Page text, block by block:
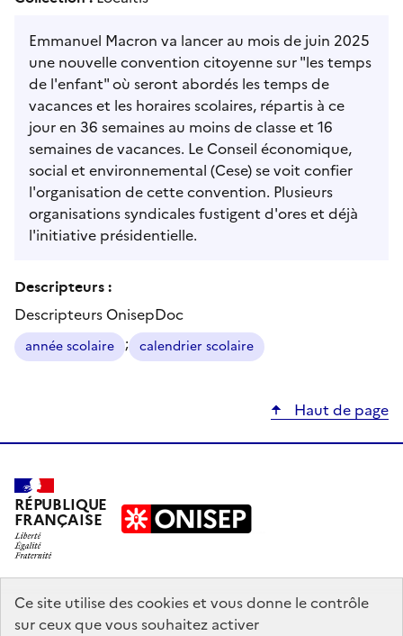
Ce site utilise des cookies et vous donne le contrôle
sur ceux que vous souhaitez activer
Emmanuel Macron va lancer au mois de juin 2025
une nouvelle convention citoyenne sur "les temps
de l'enfant" où seront abordés les temps de
vacances et les horaires scolaires, répartis à ce
jour en 36 semaines au moins de classe et 16
semaines de vacances. Le Conseil économique,
social et environnemental (Cese) se voit confier
l'organisation de cette convention. Plusieurs
organisations syndicales fustigent d'ores et déjà
l'initiative présidentielle.
Descripteurs :
Descripteurs OnisepDoc
année scolaire ; calendrier scolaire
Haut de page
RÉPUBLIQUE
FRANÇAISE
education.gouv.fr